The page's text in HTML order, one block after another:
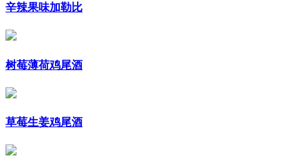
辛辣果味加勒比
树莓薄荷鸡尾酒
草莓生姜鸡尾酒